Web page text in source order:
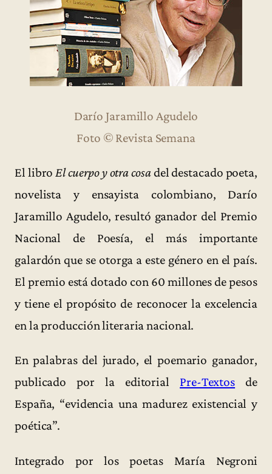
Darío Jaramillo Agudelo
Foto © Revista Semana
El libroEl cuerpo y otra cosadel destacado poeta,
novelista y ensayista colombiano, Darío
Jaramillo Agudelo, resultó ganador del Premio
Nacional de Poesía, el más importante
galardón que se otorga a este género en el país.
El premio está dotado con 60 millones de pesos
y tiene el propósito de reconocer la excelencia
en la producción literaria nacional.
En palabras del jurado, el poemario ganador,
publicado por la editorial Pre-Textos de
España, “evidencia una madurez existencial y
poética”.
Integrado por los poetas María Negroni